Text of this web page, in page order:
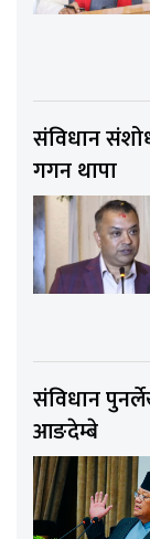
संविधान
गगन थापा
संविधान
आङदेम्बे